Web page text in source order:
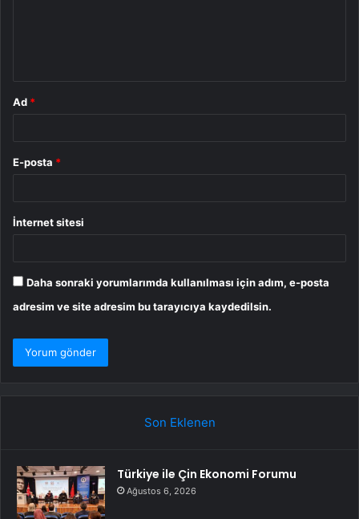
Ad *
E-posta *
İnternet sitesi
Daha sonraki yorumlarımda kullanılması için adım, e-posta
adresim ve site adresim bu tarayıcıya kaydedilsin.
Son Eklenen
Türkiye ile Çin Ekonomi Forumu
Ağustos 6, 2026